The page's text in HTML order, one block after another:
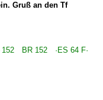
Gruß an den Tf
152 BR 152 ·ES 64 F·